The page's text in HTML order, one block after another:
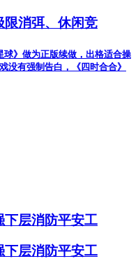
限消弭、休闲竞
》做为正版续做，出格适合操
没有强制告白，《四时合合》
下层消防平安工
下层消防平安工